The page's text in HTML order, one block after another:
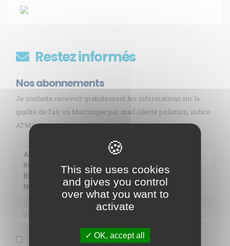
Restez informés
Nos abonnements
Je souhaite recevoir gratuitement les informations sur la
qualité de l’air en Martinique par mail (alerte pollution, indice
ATMO, sargasses, newsletter, etc.)
J’ai pris connaissance et accepte la politique de
Membre de
MENU
This site uses cookies
and gives you control
over what you want to
activate
OK, accept all